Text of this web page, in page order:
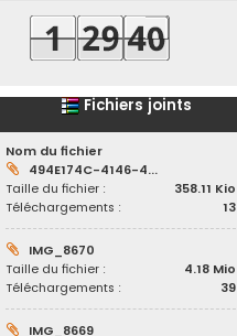
Fichiers joints
Nom du fichier
494E174C-4146-4...
Taille du fichier :
358.11 Kio
Téléchargements :
13
IMG_8670
Taille du fichier :
4.18 Mio
Téléchargements :
39
IMG_8669